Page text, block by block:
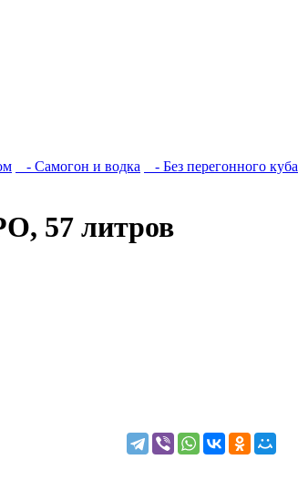
- Самогон и водка - Без перегонного куба
57 литров